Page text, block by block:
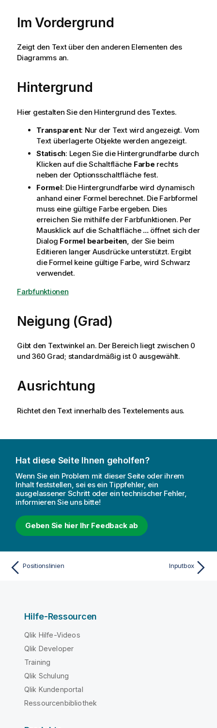
Im Vordergrund
Zeigt den Text über den anderen Elementen des
Diagramms an.
Hintergrund
Hier gestalten Sie den Hintergrund des Textes.
Transparent: Nur der Text wird angezeigt. Vom
Text überlagerte Objekte werden angezeigt.
Statisch: Legen Sie die Hintergrundfarbe durch
Klicken auf die Schaltfläche Farbe rechts
neben der Optionsschaltfläche fest.
Formel: Die Hintergrundfarbe wird dynamisch
anhand einer Formel berechnet. Die Farbformel
muss eine gültige Farbe ergeben. Dies
erreichen Sie mithilfe der Farbfunktionen. Per
Mausklick auf die Schaltfläche ...öffnet sich der
Dialog Formel bearbeiten , der Sie beim
Editieren langer Ausdrücke unterstützt. Ergibt
die Formel keine gültige Farbe, wird Schwarz
verwendet.
Farbfunktionen
Neigung (Grad)
Gibt den Textwinkel an. Der Bereich liegt zwischen 0
und 360 Grad; standardmäßig ist 0 ausgewählt.
Ausrichtung
Richtet den Text innerhalb des Textelements aus.
Hat diese Seite Ihnen geholfen?
Wenn Sie ein Problem mit dieser Seite oder ihrem
Inhalt feststellen, sei es ein Tippfehler, ein
ausgelassener Schritt oder ein technischer Fehler,
informieren Sie uns bitte!
Geben Sie hier Ihr Feedback ab
Positionslinien Inputbox
Hilfe-Ressourcen
Qlik Hilfe-Videos
Qlik Developer
Training
Qlik Schulung
Qlik Kundenportal
Ressourcenbibliothek